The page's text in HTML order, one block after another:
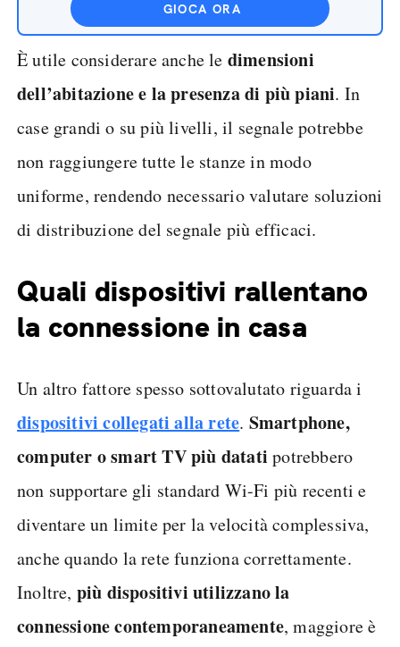
GIOCA ORA
È utile considerare anche le dimensioni
dell’abitazione e la presenza di più piani. In
case grandi o su più livelli, il segnale potrebbe
non raggiungere tutte le stanze in modo
uniforme, rendendo necessario valutare soluzioni
di distribuzione del segnale più efficaci.
Quali dispositivi rallentano
la connessione in casa
Un altro fattore spesso sottovalutato riguarda i
dispositivi collegati alla rete. Smartphone,
computer o smart TV più datatipotrebbero
non supportare gli standard Wi-Fi più recenti e
diventare un limite per la velocità complessiva,
anche quando la rete funziona correttamente.
Inoltre, più dispositivi utilizzano la
connessione contemporaneamente, maggiore è